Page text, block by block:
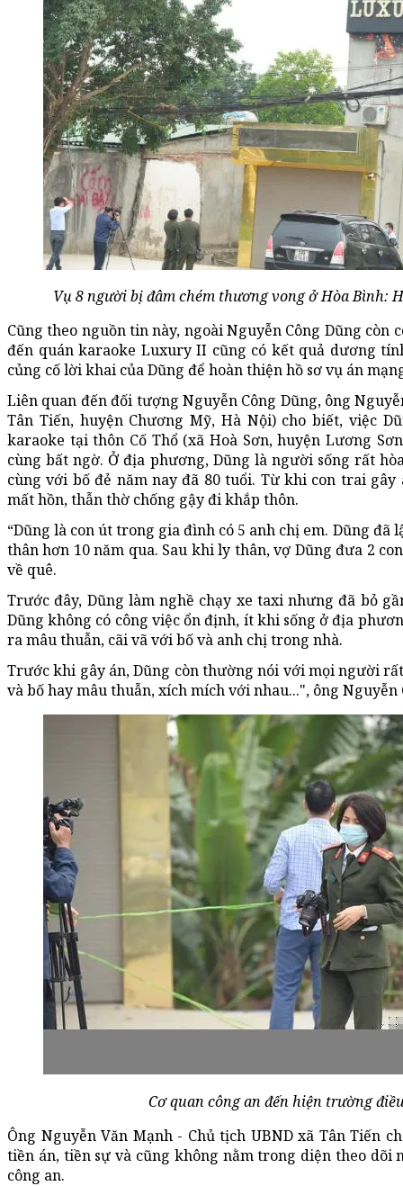
Vụ 8 người bị đâm chém thương vong ở Hòa Bình:
Cũng theo nguồn tin này, ngoài Nguyễn Công Dũng còn
đến quán karaoke Luxury II cũng có kết quả dương
củng cố lời khai của Dũng để hoàn thiện hồ sơ vụ án
Liên quan đến đối tượng Nguyễn Công Dũng, ông
Tân Tiến, huyện Chương Mỹ, Hà Nội) cho biết, việc
karaoke tại thôn Cố Thổ (xã Hoà Sơn, huyện Lương
cùng bất ngờ. Ở địa phương, Dũng là người sống rất
cùng với bố đẻ năm nay đã 80 tuổi. Từ khi con trai gây
mất hồn, thẫn thờ chống gậy đi khắp thôn.
“Dũng là con út trong gia đình có 5 anh chị em. Dũng đã
thân hơn 10 năm qua. Sau khi ly thân, vợ Dũng đưa 2
về quê.
Trước đây, Dũng làm nghề chạy xe taxi nhưng đã bỏ
Dũng không có công việc ổn định, ít khi sống ở địa
ra mâu thuẫn, cãi vã với bố và anh chị trong nhà.
Trước khi gây án, Dũng còn thường nói với mọi người
và bố hay mâu thuẫn, xích mích với nhau...", ông Nguyễn
Cơ quan công an đến hiện trường
Ông Nguyễn Văn Mạnh - Chủ tịch UBND xã Tân Tiến
tiền án, tiền sự và cũng không nằm trong diện theo
công an.